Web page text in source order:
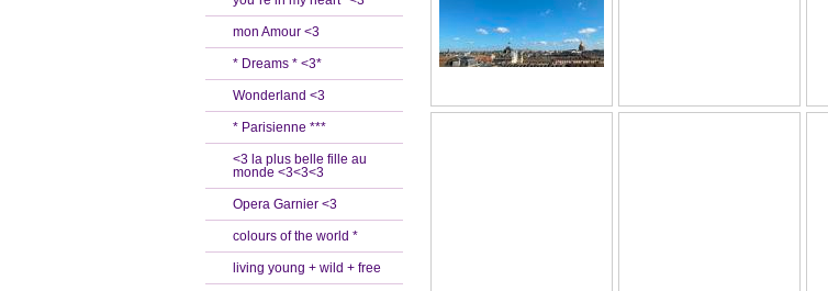
mon Amour <3
* Dreams * <3*
Wonderland <3
* Parisienne ***
<3 la plus belle fille au
monde <3<3<3
Opera Garnier <3
colours of the world *
living young + wild + free